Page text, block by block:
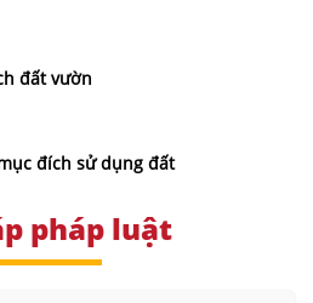
đất vườn
đích sử dụng đất
pháp luật